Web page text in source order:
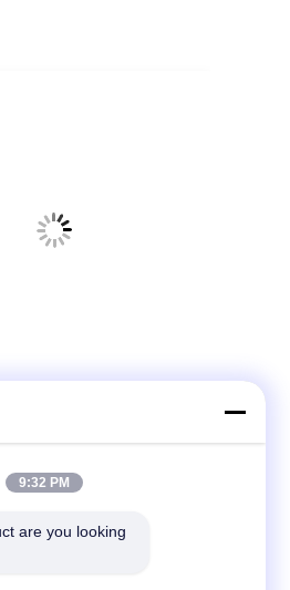
déflagrante industrielle
9:32 PM
are you looking